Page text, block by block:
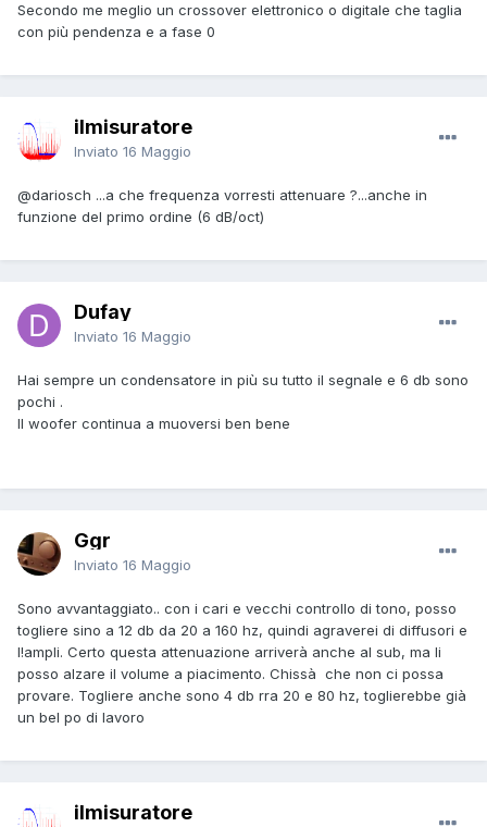
Secondo me meglio un crossover elettronico o digitale che taglia
con più pendenza e a fase 0
ilmisuratore
Inviato 16 Maggio
@dariosch ...a che frequenza vorresti attenuare ?...anche in
funzione del primo ordine (6 dB/oct)
Dufay
Inviato 16 Maggio
Hai sempre un condensatore in più su tutto il segnale e 6 db sono
pochi .
Il woofer continua a muoversi ben bene
Ggr
Inviato 16 Maggio
Sono avvantaggiato.. con i cari e vecchi controllo di tono, posso
togliere sino a 12 db da 20 a 160 hz, quindi agraverei di diffusori e
l!ampli. Certo questa attenuazione arriverà anche al sub, ma li
posso alzare il volume a piacimento. Chissà che non ci possa
provare. Togliere anche sono 4 db rra 20 e 80 hz, toglierebbe già
un bel po di lavoro
ilmisuratore